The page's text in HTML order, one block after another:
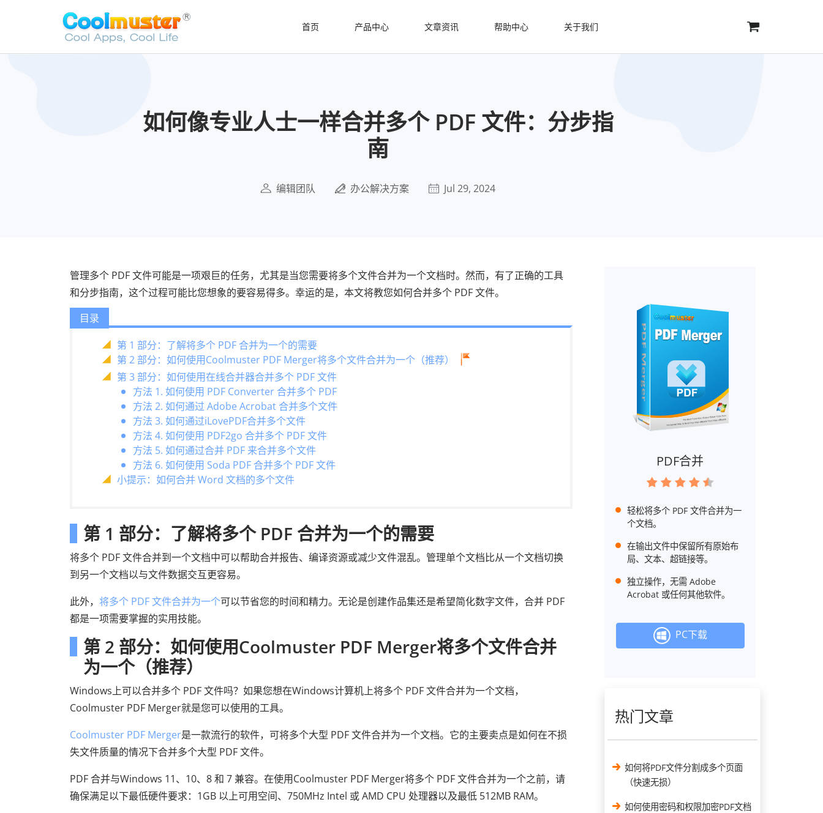
首页 产品中心 文章资讯 帮助中心 关于我们
如何像专业人士一样合并多个 PDF 文件：分步指
南
编辑团队 办公解决方案 Jul 29, 2024
管理多个 PDF 文件可能是一项艰巨的任务，尤其是当您需要将多个文件合并为一个文档时。然而，有了正确的工具
和分步指南，这个过程可能比您想象的要容易得多。幸运的是，本文将教您如何合并多个 PDF 文件。
目录
第 1 部分：了解将多个 PDF 合并为一个的需要
第 2 部分：如何使用Coolmuster PDF Merger将多个文件合并为一个（推荐）
第 3 部分：如何使用在线合并器合并多个 PDF 文件
方法 1. 如何使用 PDF Converter 合并多个 PDF
方法 2. 如何通过 Adob​​e Acrobat 合并多个文件
方法 3. 如何通过iLovePDF合并多个文件
方法 4. 如何使用 PDF2go 合并多个 PDF 文件
方法 5. 如何通过合并 PDF 来合并多个文件
方法 6. 如何使用 Soda PDF 合并多个 PDF 文件
小提示：如何合并 Word 文档的多个文件
第 1 部分：了解将多个 PDF 合并为一个的需要
将多个 PDF 文件合并到一个文档中可以帮助合并报告、编译资源或减少文件混乱。管理单个文档比从一个文档切换
到另一个文档以与文件数据交互更容易。
此外， 将多个 PDF 文件合并为一个可以节省您的时间和精力。无论是创建作品集还是希望简化数字文件，合并 PDF
都是一项需要掌握的实用技能。
第 2 部分：如何使用Coolmuster PDF Merger将多个文件合并
为一个（推荐）
Windows上可以合并多个 PDF 文件吗？如果您想在Windows计算机上将多个 PDF 文件合并为一个文档，
Coolmuster PDF Merger就是您可以使用的工具。
Coolmuster PDF Merger是一款流行的软件，可将多个大型 PDF 文件合并为一个文档。它的主要卖点是如何在不损
失文件质量的情况下合并多个大型 PDF 文件。
PDF 合并与Windows 11、10、8 和 7 兼容。在使用Coolmuster PDF Merger将多个 PDF 文件合并为一个之前，请
确保满足以下最低硬件要求：1GB 以上可用空间、750MHz Intel 或 AMD CPU 处理器以及最低 512MB RAM。
PDF合并
轻松将多个 PDF 文件合并为一
个文档。
在输出文件中保留所有原始布
局、文本、超链接等。
独立操作，无需 Adob​​e
Acrobat 或任何其他软件。
PC下载
热门文章
如何将PDF文件分割成多个页面
（快速无损）
如何使用密码和权限加密PDF文档